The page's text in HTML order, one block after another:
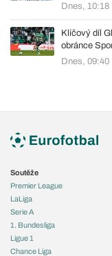
Dnes, 10:18
Klíčový díl
obránce
Dnes, 09:40
Soutěže
Premier League
LaLiga
Serie A
1. Bundesliga
Ligue 1
Chance Liga